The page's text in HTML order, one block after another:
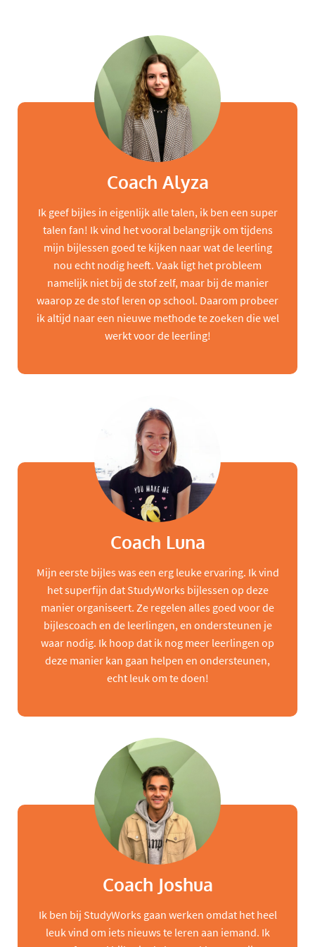
Coach Alyza
Ik geef bijles in eigenlijk alle talen, ik ben een super
talen fan! Ik vind het vooral belangrijk om tijdens
mijn bijlessen goed te kijken naar wat de leerling
nou echt nodig heeft. Vaak ligt het probleem
namelijk niet bij de stof zelf, maar bij de manier
waarop ze de stof leren op school. Daarom probeer
ik altijd naar een nieuwe methode te zoeken die wel
werkt voor de leerling!
Coach Luna
Mijn eerste bijles was een erg leuke ervaring. Ik vind
het superfijn dat StudyWorks bijlessen op deze
manier organiseert. Ze regelen alles goed voor de
bijlescoach en de leerlingen, en ondersteunen je
waar nodig. Ik hoop dat ik nog meer leerlingen op
deze manier kan gaan helpen en ondersteunen,
echt leuk om te doen!
Coach Joshua
Ik ben bij StudyWorks gaan werken omdat het heel
leuk vind om iets nieuws te leren aan iemand. Ik